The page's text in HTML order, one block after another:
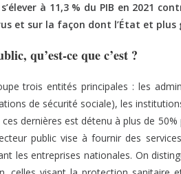
à 11,3 % du PIB en 2021
et sur la façon dont l’État et
qu’est-ce que c’est ?
trois entités principales : les
de sécurité sociale), les
dernières est détenu à plus de
public vise à fournir des
les entreprises nationales. On